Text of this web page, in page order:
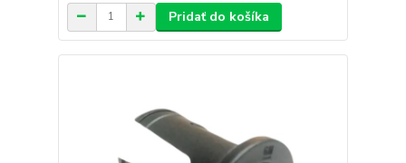
Pridať do košíka